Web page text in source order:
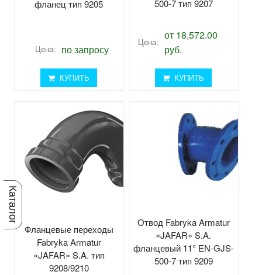
Каталог
фланец тип 9205
Цена: по запросу
КУПИТЬ
500-7 тип 9207
Цена:
от 18,572.00
руб.
КУПИТЬ
Фланцевые переходы
Fabryka Armatur
«JAFAR» S.A. тип
9208/9210
Отвод Fabryka Armatur
«JAFAR» S.A.
фланцевый 11° EN-GJS-
500-7 тип 9209